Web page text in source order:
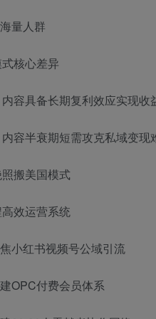
量人群
核心差异
容具备长期复利效应实现收
容半衰期短需攻克私域变现
搬美国模式
效运营系统
小红书视频号公域引流
OPC付费会员体系